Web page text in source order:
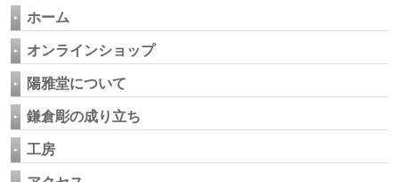
ホーム
オンラインショップ
陽雅堂について
鎌倉彫の成り立ち
工房